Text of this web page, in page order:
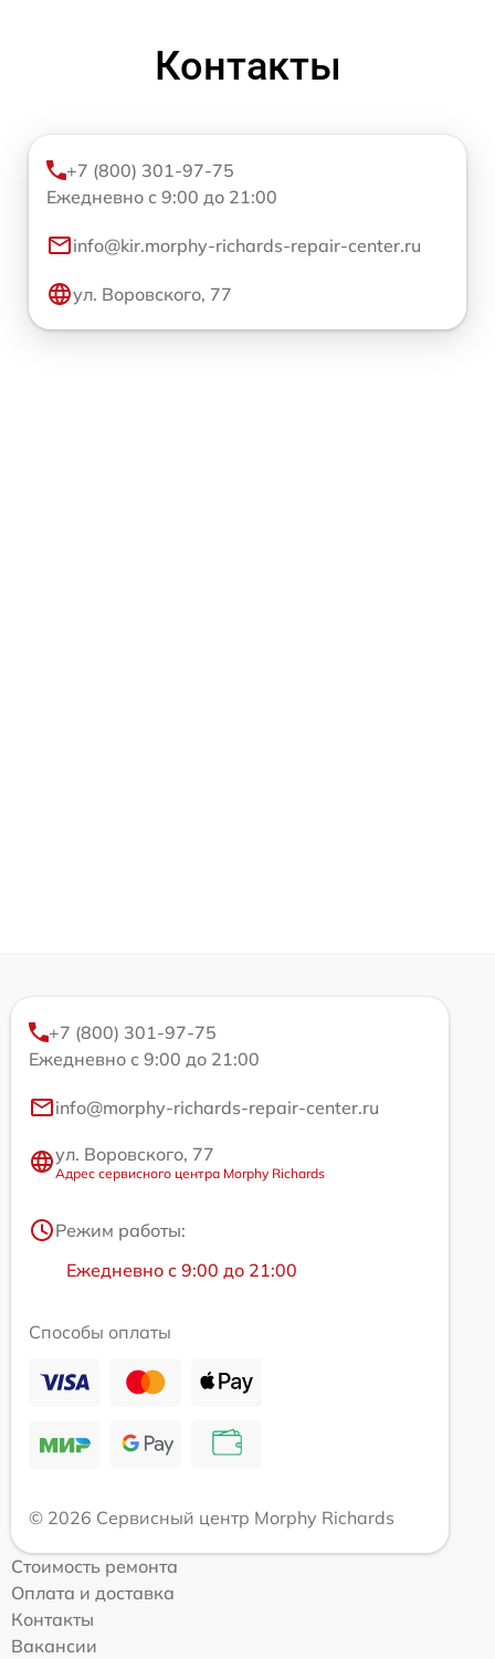
Контакты
+7 (800) 301-97-75
Ежедневно с 9:00 до 21:00
info@kir.morphy-richards-repair-center.ru
ул. Воровского, 77
+7 (800) 301-97-75
Ежедневно с 9:00 до 21:00
info@morphy-richards-repair-center.ru
ул. Воровского, 77
Адрес сервисного центра Morphy Richards
Режим работы:
Ежедневно с 9:00 до 21:00
Способы оплаты
© 2026 Сервисный центр Morphy Richards
Стоимость ремонта
Оплата и доставка
Контакты
Вакансии